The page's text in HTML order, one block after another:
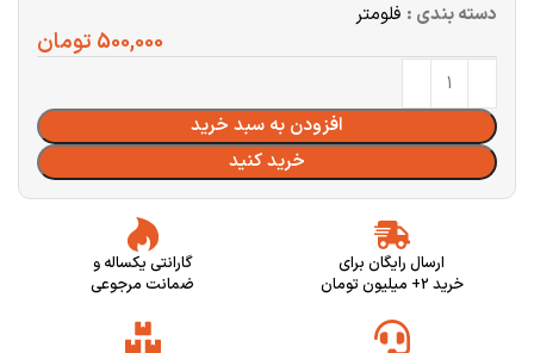
دسته بندی : فلومتر
500,000 تومان
افزودن به سبد خرید
خرید کنید
ارسال رایگان برای
خرید 2+ میلیون تومان
گارانتی یکساله و
ضمانت مرجوعی